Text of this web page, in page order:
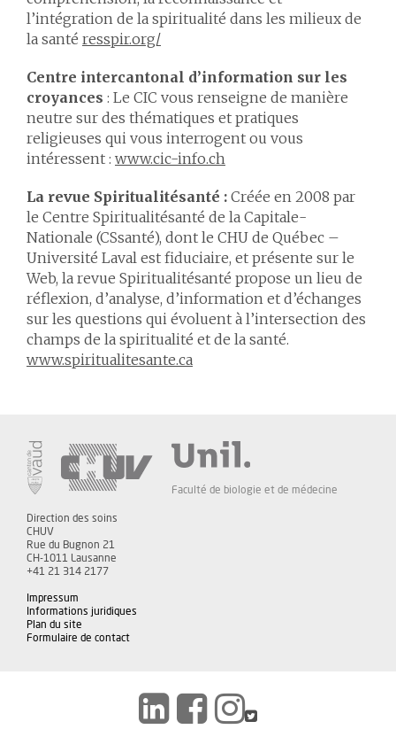
l’intégration de la spiritualité dans les milieux de
la santé resspir.org/
Centre intercantonal d’information sur les
croyances : Le CIC vous renseigne de manière
neutre sur des thématiques et pratiques
religieuses qui vous interrogent ou vous
intéressent : www.cic-info.ch
La revue Spiritualitésanté : Créée en 2008 par
le Centre Spiritualitésanté de la Capitale-
Nationale (CSsanté), dont le CHU de Québec –
Université Laval est fiduciaire, et présente sur le
Web, la revue Spiritualitésanté propose un lieu de
réflexion, d’analyse, d’information et d’échanges
sur les questions qui évoluent à l’intersection des
champs de la spiritualité et de la santé.
www.spiritualitesante.ca
Faculté de biologie et de médecine
Direction des soins
CHUV
Rue du Bugnon 21
CH-1011 Lausanne
+41 21 314 2177
Impressum
Informations juridiques
Plan du site
Formulaire de contact